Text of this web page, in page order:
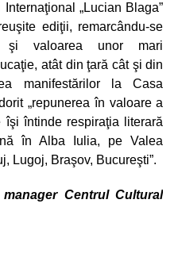
„Lucian Blaga”
ediţii, remarcându-se
şi valoarea unor mari
atât din ţară cât şi din
manifestărilor la Casa
„repunerea în valoare a
întinde respiraţia literară
în Alba Iulia, pe Valea
Lugoj, Braşov, Bucureşti”.
Centrul Cultural